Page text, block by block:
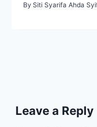
By Siti Syarifa Ahda
Leave a Reply